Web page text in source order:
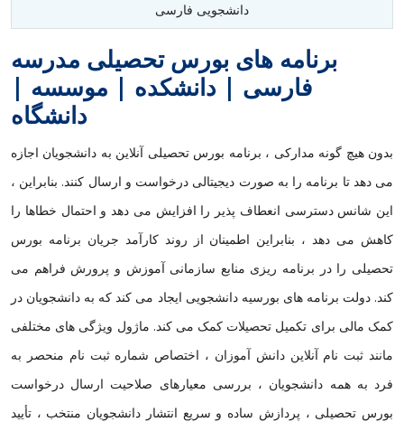
دانشجویی فارسی
برنامه های بورس تحصیلی مدرسه
فارسی | دانشکده | موسسه |
دانشگاه
بدون هیچ گونه مدارکی ، برنامه بورس تحصیلی آنلاین به دانشجویان اجازه
می دهد تا برنامه را به صورت دیجیتالی درخواست و ارسال کنند. بنابراین ،
این شانس دسترسی انعطاف پذیر را افزایش می دهد و احتمال خطاها را
کاهش می دهد ، بنابراین اطمینان از روند کارآمد جریان برنامه بورس
تحصیلی را در برنامه ریزی منابع سازمانی آموزش و پرورش فراهم می
کند. دولت برنامه های بورسیه دانشجویی ایجاد می کند که به دانشجویان در
کمک مالی برای تکمیل تحصیلات کمک می کند. ماژول ویژگی های مختلفی
مانند ثبت نام آنلاین دانش آموزان ، اختصاص شماره ثبت نام منحصر به
فرد به همه دانشجویان ، بررسی معیارهای صلاحیت ارسال درخواست
بورس تحصیلی ، پردازش ساده و سریع انتشار دانشجویان منتخب ، تأیید